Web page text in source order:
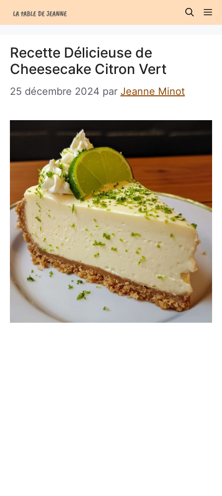
au
Recette Délicieuse de
Cheesecake Citron Vert
25 décembre 2024 par Jeanne Minot